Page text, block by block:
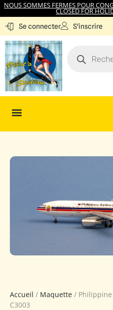
NOUS SOMMES FERMES POUR
CLOSED FOR
Se connecter S'inscrire
Accueil / Maquette / Philippine
C3003